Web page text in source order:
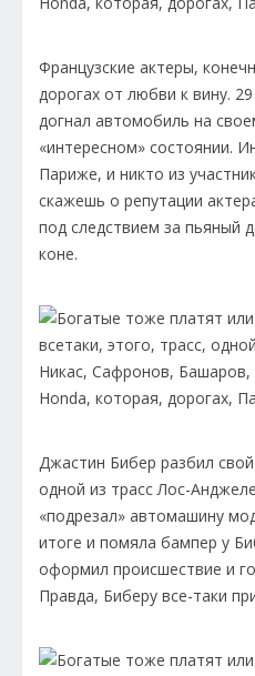
Французские актеры,
дорогах от любви к вину.
догнал автомобиль на
«интересном» состоянии.
Париже, и никто из
скажешь о репутации
под следствием за пьяный
коне.
Джастин Бибер разбил
одной из трасс Лос-
«подрезал» автомашину
итоге и помяла бампер у
оформил происшествие и
Правда, Биберу все-таки